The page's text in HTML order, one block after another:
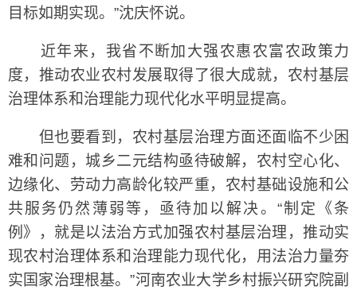
目标如期实现。”沈庆怀说。
近年来，我省不断加大强农惠农富农政策力
度，推动农业农村发展取得了很大成就，农村基层
治理体系和治理能力现代化水平明显提高。
但也要看到，农村基层治理方面还面临不少困
难和问题，城乡二元结构亟待破解，农村空心化、
边缘化、劳动力高龄化较严重，农村基础设施和公
共服务仍然薄弱等，亟待加以解决。“制定《条
例》，就是以法治方式加强农村基层治理，推动实
现农村治理体系和治理能力现代化，用法治力量夯
实国家治理根基。”河南农业大学乡村振兴研究院副